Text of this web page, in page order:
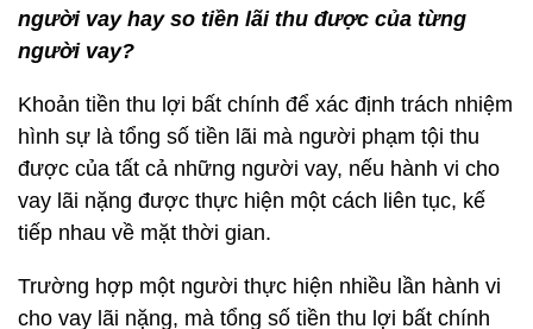
người vay hay so tiền lãi thu được của từng
người vay?
Khoản tiền thu lợi bất chính để xác định trách nhiệm
hình sự là tổng số tiền lãi mà người phạm tội thu
được của tất cả những người vay, nếu hành vi cho
vay lãi nặng được thực hiện một cách liên tục, kế
tiếp nhau về mặt thời gian.
Trường hợp một người thực hiện nhiều lần hành vi
cho vay lãi nặng, mà tổng số tiền thu lợi bất chính